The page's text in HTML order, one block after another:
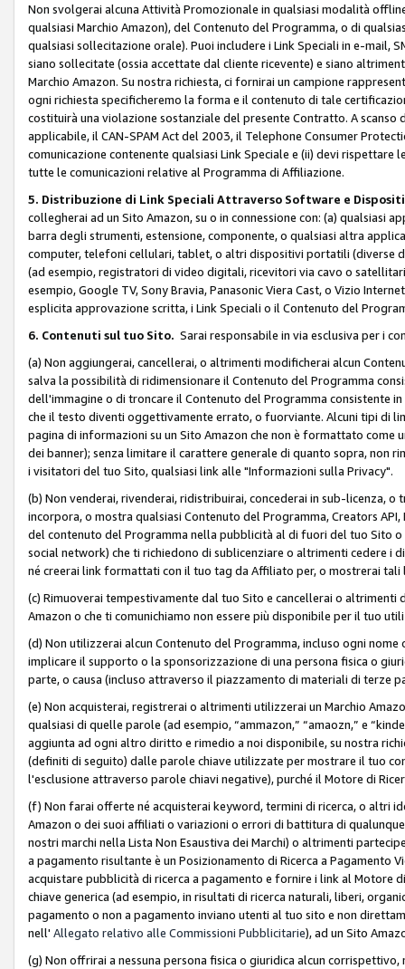
Non svolgerai alcuna Attività Promozionale in qualsiasi modalità
qualsiasi Marchio Amazon), del Contenuto del Programma, o di
qualsiasi sollecitazione orale). Puoi includere i Link Speciali in e-mail,
siano sollecitate (ossia accettate dal cliente ricevente) e siano
Marchio Amazon. Su nostra richiesta, ci fornirai un campione
ogni richiesta specificheremo la forma e il contenuto di tale
costituirà una violazione sostanziale del presente Contratto. A
applicabile, il CAN-SPAM Act del 2003, il Telephone Consumer
comunicazione contenente qualsiasi Link Speciale e (ii) devi
tutte le comunicazioni relative al Programma di Affiliazione.
5. Distribuzione di Link Speciali Attraverso Software e
collegherai ad un Sito Amazon, su o in connessione con: (a)
barra degli strumenti, estensione, componente, o qualsiasi altra
computer, telefoni cellulari, tablet, o altri dispositivi portatili (diverse
(ad esempio, registratori di video digitali, ricevitori via cavo o
esempio, Google TV, Sony Bravia, Panasonic Viera Cast, o Vizio
esplicita approvazione scritta, i Link Speciali o il Contenuto del
6. Contenuti sul tuo Sito. Sarai responsabile in via esclusiva per i
(a) Non aggiungerai, cancellerai, o altrimenti modificherai alcun
salva la possibilità di ridimensionare il Contenuto del Programma
dell'immagine o di troncare il Contenuto del Programma consistente
che il testo diventi oggettivamente errato, o fuorviante. Alcuni tipi di
pagina di informazioni su un Sito Amazon che non è formattato
dei banner); senza limitare il carattere generale di quanto sopra, non
i visitatori del tuo Sito, qualsiasi link alle "Informazioni sulla Privacy".
(b) Non venderai, rivenderai, ridistribuirai, concederai in sub-licenza,
incorpora, o mostra qualsiasi Contenuto del Programma, Creators
del contenuto del Programma nella pubblicità al di fuori del tuo Sito
social network) che ti richiedono di sublicenziare o altrimenti cedere i
né creerai link formattati con il tuo tag da Affiliato per, o mostrerai tali
(c) Rimuoverai tempestivamente dal tuo Sito e cancellerai o
Amazon o che ti comunichiamo non essere più disponibile per il tuo
(d) Non utilizzerai alcun Contenuto del Programma, incluso ogni
implicare il supporto o la sponsorizzazione di una persona fisica o
parte, o causa (incluso attraverso il piazzamento di materiali di terze
(e) Non acquisterai, registrerai o altrimenti utilizzerai un Marchio
qualsiasi di quelle parole (ad esempio, “ammazon,” “amaozn,” e
aggiunta ad ogni altro diritto e rimedio a noi disponibile, su nostra
(definiti di seguito) dalle parole chiave utilizzate per mostrare il tuo
l'esclusione attraverso parole chiavi negative), purché il Motore di
(f) Non farai offerte né acquisterai keyword, termini di ricerca, o altri
Amazon o dei suoi affiliati o variazioni o errori di battitura di
nostri marchi nella Lista Non Esaustiva dei Marchi) o altrimenti
a pagamento risultante è un Posizionamento di Ricerca a Pagamento
acquistare pubblicità di ricerca a pagamento e fornire i link al Motore
chiave generica (ad esempio, in risultati di ricerca naturali, liberi,
pagamento o non a pagamento inviano utenti al tuo sito e non
nell' Allegato relativo alle Commissioni Pubblicitarie), ad un Sito
(g) Non offrirai a nessuna persona fisica o giuridica alcun